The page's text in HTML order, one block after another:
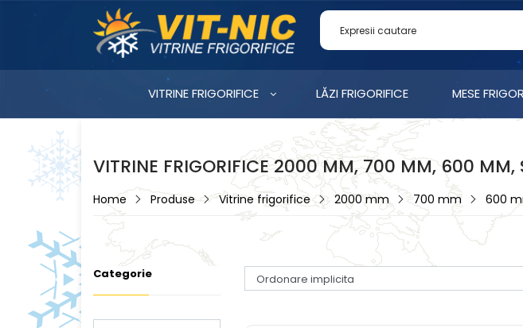
VITRINE FRIGORIFICE LĂZI FRIGORIFICE MESE
VITRINE FRIGORIFICE 2000 MM, 700 MM, 600 MM,
Home Produse Vitrine frigorifice 2000 mm 700 mm 600
Categorie